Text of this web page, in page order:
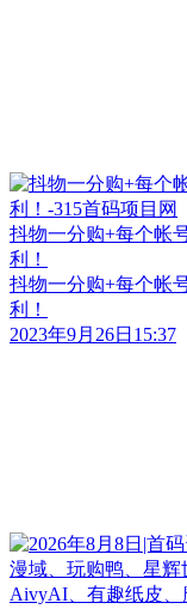
抖物一分购+每个帐
利！
抖物一分购+每个帐
利！
2023年9月26日15:37